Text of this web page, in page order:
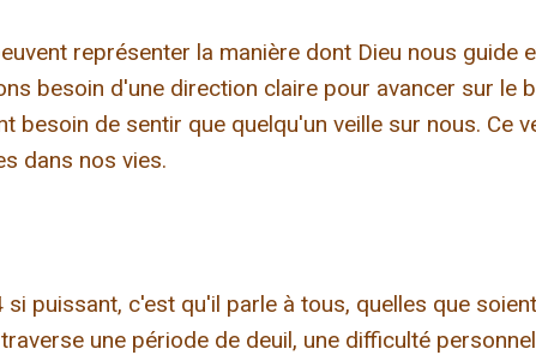
représenter la manière dont Dieu nous guide
besoin d'une direction claire pour avancer sur le
besoin de sentir que quelqu'un veille sur nous. Ce
dans nos vies.
si puissant, c'est qu'il parle à tous, quelles que
une période de deuil, une difficulté